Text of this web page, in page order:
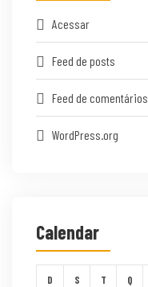
Acessar
Feed de posts
Feed de comentários
WordPress.org
Calendar
D S T Q